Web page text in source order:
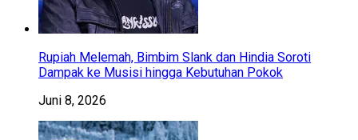
Rupiah Melemah, Bimbim Slank dan Hindia Soroti
Dampak ke Musisi hingga Kebutuhan Pokok
Juni 8, 2026